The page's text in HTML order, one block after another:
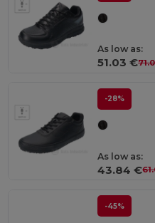
As low as:
51.03 €
-28%
As low as:
43.84 €
-45%